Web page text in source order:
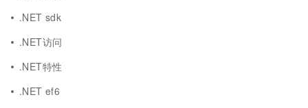
.NET sdk
.NET访问
.NET特性
.NET ef6